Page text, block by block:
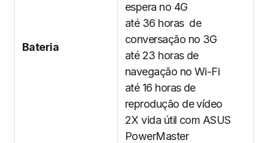
Bateria
espera no 4G
até 36 horas de
conversação no 3G
até 23 horas de
navegação no Wi-Fi
até 16 horas de
reprodução de vídeo
2X vida útil com ASUS
PowerMaster